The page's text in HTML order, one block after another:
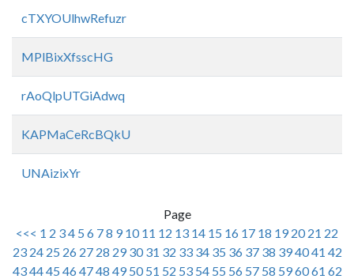
cTXYOUlhwRefuzr
MPlBixXfsscHG
rAoQlpUTGiAdwq
KAPMaCeRcBQkU
UNAizixYr
Page
<<< 1 2 34 5 6 78 9 10 11 12 13 14 15 16 17 18 19 20 21 22
23 24 25 26 27 28 29 30 31 32 33 34 35 36 37 38 394041 42
434445 464748 49 50 51 52 53 54 55 56 57 58 596061 62